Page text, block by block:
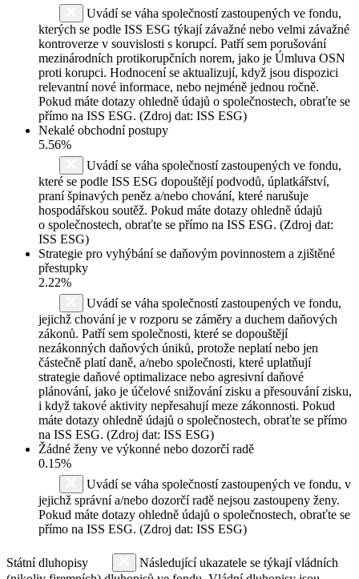
Uvádí se váha společností zastoupených ve fondu,
kterých se podle ISS ESG týkají závažné nebo velmi závažné
kontroverze v souvislosti s korupcí. Patří sem porušování
mezinárodních protikorupčních norem, jako je Úmluva OSN
proti korupci. Hodnocení se aktualizují, když jsou dispozici
relevantní nové informace, nebo nejméně jednou ročně.
Pokud máte dotazy ohledně údajů o společnostech, obraťte se
přímo na ISS ESG. (Zdroj dat: ISS ESG)
Nekalé obchodní postupy
5.56%
Uvádí se váha společností zastoupených ve fondu,
které se podle ISS ESG dopouštějí podvodů, úplatkářství,
praní špinavých peněz a/nebo chování, které narušuje
hospodářskou soutěž. Pokud máte dotazy ohledně údajů
o společnostech, obraťte se přímo na ISS ESG. (Zdroj dat:
ISS ESG)
Strategie pro vyhýbání se daňovým povinnostem a zjištěné
přestupky
2.22%
Uvádí se váha společností zastoupených ve fondu,
jejichž chování je v rozporu se záměry a duchem daňových
zákonů. Patří sem společnosti, které se dopouštějí
nezákonných daňových úniků, protože neplatí nebo jen
částečně platí daně, a/nebo společnosti, které uplatňují
strategie daňové optimalizace nebo agresivní daňové
plánování, jako je účelové snižování zisku a přesouvání zisku,
i když takové aktivity nepřesahují meze zákonnosti. Pokud
máte dotazy ohledně údajů o společnostech, obraťte se přímo
na ISS ESG. (Zdroj dat: ISS ESG)
Žádné ženy ve výkonné nebo dozorčí radě
0.15%
Uvádí se váha společností zastoupených ve fondu, v
jejichž správní a/nebo dozorčí radě nejsou zastoupeny ženy.
Pokud máte dotazy ohledně údajů o společnostech, obraťte se
přímo na ISS ESG. (Zdroj dat: ISS ESG)
Státní dluhopisy
Následující ukazatele se týkají vládních